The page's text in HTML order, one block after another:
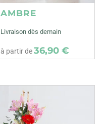
AMBRE
Livraison dès demain
à partir de36,90 €